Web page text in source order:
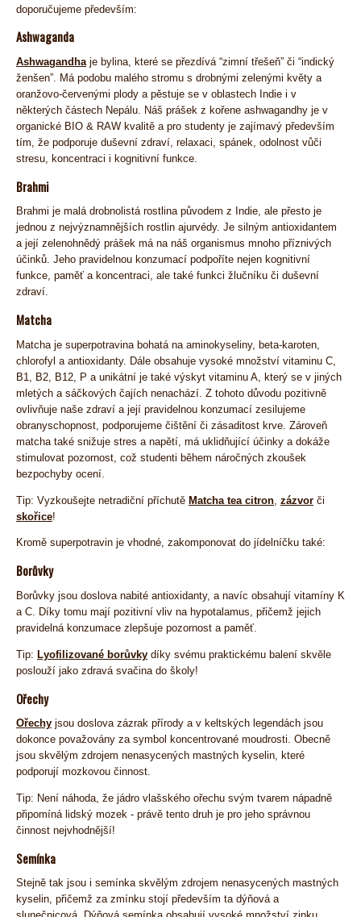
doporučujeme především:
Ashwaganda
Ashwagandhaje bylina, které se přezdívá “zimní třešeň” či “indický
ženšen”. Má podobu malého stromu s drobnými zelenými květy a
oranžovo-červenými plody a pěstuje se v oblastech Indie i v
některých částech Nepálu. Náš prášek z kořene ashwagandhy je v
organické BIO & RAW kvalitě a pro studenty je zajímavý především
tím, že podporuje duševní zdraví, relaxaci, spánek, odolnost vůči
stresu, koncentraci i kognitivní funkce.
Brahmi
Brahmi je malá drobnolistá rostlina původem z Indie, ale přesto je
jednou z nejvýznamnějších rostlin ajurvédy. Je silným antioxidantem
a její zelenohnědý prášek má na náš organismus mnoho příznivých
účinků. Jeho pravidelnou konzumací podpoříte nejen kognitivní
funkce, paměť a koncentraci, ale také funkci žlučníku či duševní
zdraví.
Matcha
Matcha je superpotravina bohatá na aminokyseliny, beta-karoten,
chlorofyl a antioxidanty. Dále obsahuje vysoké množství vitaminu C,
B1, B2, B12, P a unikátní je také výskyt vitaminu A, který se v jiných
mletých a sáčkových čajích nenachází. Z tohoto důvodu pozitivně
ovlivňuje naše zdraví a její pravidelnou konzumací zesilujeme
obranyschopnost, podporujeme čištění či zásaditost krve. Zároveň
matcha také snižuje stres a napětí, má uklidňující účinky a dokáže
stimulovat pozornost, což studenti během náročných zkoušek
bezpochyby ocení.
Tip: Vyzkoušejte netradiční příchutě Matcha tea citron zázvor či
skořice!
Kromě superpotravin je vhodné, zakomponovat do jídelníčku také:
Borůvky
Borůvky jsou doslova nabité antioxidanty, a navíc obsahují vitamíny K
a C. Díky tomu mají pozitivní vliv na hypotalamus, přičemž jejich
pravidelná konzumace zlepšuje pozornost a paměť.
Tip: Lyofilizované borůvky díky svému praktickému balení skvěle
poslouží jako zdravá svačina do školy!
Ořechy
Ořechy jsou doslova zázrak přírody a v keltských legendách jsou
dokonce považovány za symbol koncentrované moudrosti. Obecně
jsou skvělým zdrojem nenasycených mastných kyselin, které
podporují mozkovou činnost.
Tip: Není náhoda, že jádro vlašského ořechu svým tvarem nápadně
připomíná lidský mozek - právě tento druh je pro jeho správnou
činnost nejvhodnější!
Semínka
Stejně tak jsou i semínka skvělým zdrojem nenasycených mastných
kyselin, přičemž za zmínku stojí především ta dýňová a